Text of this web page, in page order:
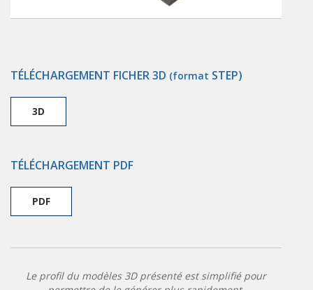
TÉLÉCHARGEMENT FICHER 3D (format STEP)
3D
TÉLÉCHARGEMENT PDF
PDF
Le profil du modèles 3D présenté est simplifié pour